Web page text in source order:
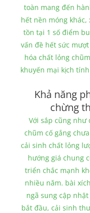
toàn mang đến
hết nền móng
tồn tại 1 số điểm
vấn đề hết sức
hóa chất lỏng
khuyến mại kịch
Khả năng
chừng
Với sắp cũng như
chũm cố gắng
cải sinh chất lỏng
hướng giá chung
triển chắc mạnh
nhiều năm. bài
ngã sung cập
bắt đầu, cải sinh